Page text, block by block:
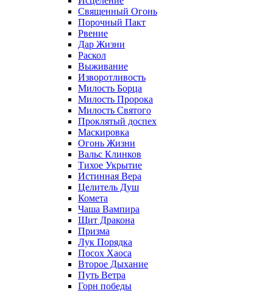
Священный Огонь
Порочный Пакт
Рвение
Дар Жизни
Раскол
Выживание
Изворотливость
Милость Борца
Милость Пророка
Милость Святого
Проклятый доспех
Маскировка
Огонь Жизни
Вальс Клинков
Тихое Укрытие
Истинная Вера
Целитель Душ
Комета
Чаша Вампира
Щит Дракона
Призма
Лук Порядка
Посох Хаоса
Второе Дыхание
Путь Ветра
Горн победы